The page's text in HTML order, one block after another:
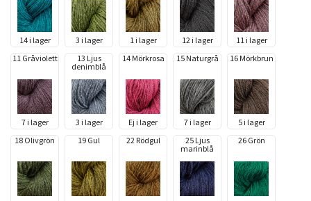
14 i lager 3 i lager 1 i lager 12 i lager
11 i lager
11 Gråviolett
7 i lager
13 Ljus
denimblå
3 i lager
14 Mörkrosa
Ej i lager
15 Naturgrå
7 i lager
16 Mörkbrun
5 i lager
18 Olivgrön
19 Gul 22 Rödgul
25 Ljus
marinblå
26 Grön